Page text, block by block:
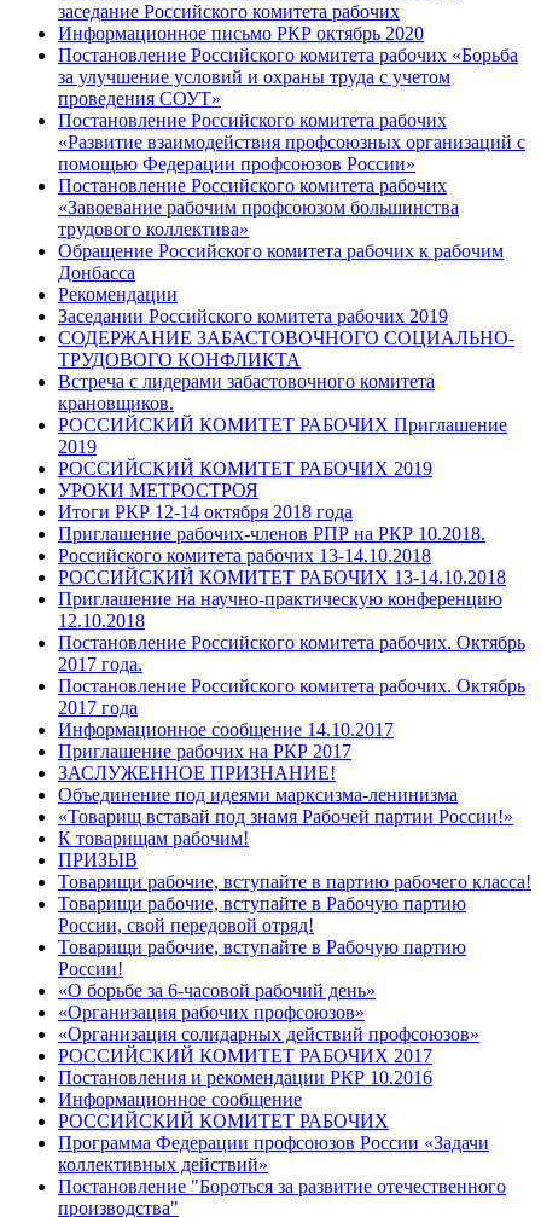
заседание Российского комитета рабочих
Информационное письмо РКР октябрь 2020
Постановление Российского комитета рабочих «Борьба
за улучшение условий и охраны труда с учетом
проведения СОУТ»
Постановление Российского комитета рабочих
«Развитие взаимодействия профсоюзных организаций с
помощью Федерации профсоюзов России»
Постановление Российского комитета рабочих
«Завоевание рабочим профсоюзом большинства
трудового коллектива»
Обращение Российского комитета рабочих к рабочим
Донбасса
Рекомендации
Заседании Российского комитета рабочих 2019
СОДЕРЖАНИЕ ЗАБАСТОВОЧНОГО СОЦИАЛЬНО-
ТРУДОВОГО КОНФЛИКТА
Встреча с лидерами забастовочного комитета
крановщиков.
РОССИЙСКИЙ КОМИТЕТ РАБОЧИХ Приглашение
2019
РОССИЙСКИЙ КОМИТЕТ РАБОЧИХ 2019
УРОКИ МЕТРОСТРОЯ
Итоги РКР 12-14 октября 2018 года
Приглашение рабочих-членов РПР на РКР 10.2018.
Российского комитета рабочих 13-14.10.2018
РОССИЙСКИЙ КОМИТЕТ РАБОЧИХ 13-14.10.2018
Приглашение на научно-практическую конференцию
12.10.2018
Постановление Российского комитета рабочих. Октябрь
2017 года.
Постановление Российского комитета рабочих. Октябрь
2017 года
Информационное сообщение 14.10.2017
Приглашение рабочих на РКР 2017
ЗАСЛУЖЕННОЕ ПРИЗНАНИЕ!
Объединение под идеями марксизма-ленинизма
«Товарищ вставай под знамя Рабочей партии России!»
К товарищам рабочим!
ПРИЗЫВ
Товарищи рабочие, вступайте в партию рабочего класса!
Товарищи рабочие, вступайте в Рабочую партию
России, свой передовой отряд!
Товарищи рабочие, вступайте в Рабочую партию
России!
«О борьбе за 6-часовой рабочий день»
«Организация рабочих профсоюзов»
«Организация солидарных действий профсоюзов»
РОССИЙСКИЙ КОМИТЕТ РАБОЧИХ 2017
Постановления и рекомендации РКР 10.2016
Информационное сообщение
РОССИЙСКИЙ КОМИТЕТ РАБОЧИХ
Программа Федерации профсоюзов России «Задачи
коллективных действий»
Постановление "Бороться за развитие отечественного
производства"